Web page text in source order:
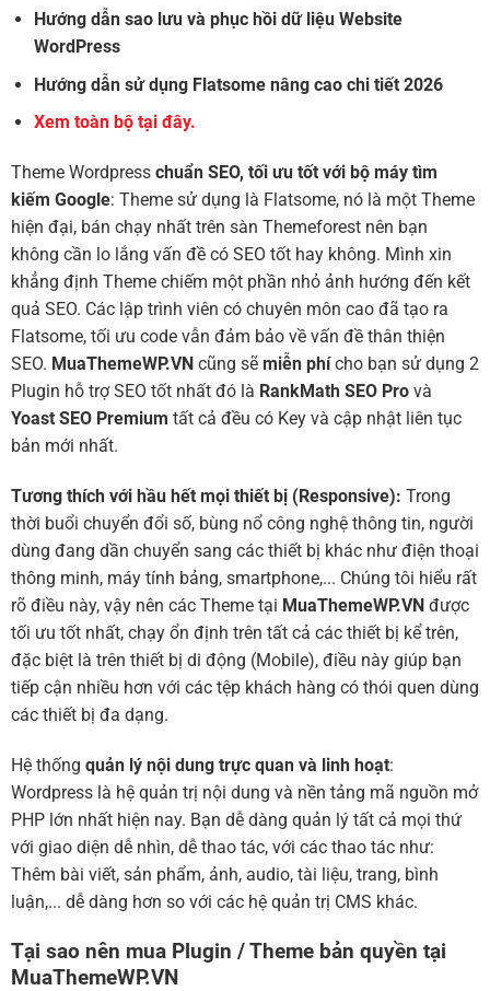
Hướng dẫn sao lưu và phục hồi dữ liệu Website
WordPress
Hướng dẫn sử dụng Flatsome nâng cao chi tiết 2026
Xem toàn bộ tại đây.
Theme Wordpress chuẩn SEO, tối ưu tốt với bộ máy tìm
kiếm Google: Theme sử dụng là Flatsome, nó là một Theme
hiện đại, bán chạy nhất trên sàn Themeforest nên bạn
không cần lo lắng vấn đề có SEO tốt hay không. Mình xin
khẳng định Theme chiếm một phần nhỏ ảnh hướng đến kết
quả SEO. Các lập trình viên có chuyên môn cao đã tạo ra
Flatsome, tối ưu code vẫn đảm bảo về vấn đề thân thiện
SEO. MuaThemeWP.VN cũng sẽ miễn phícho bạn sử dụng 2
Plugin hỗ trợ SEO tốt nhất đó là RankMath SEO Pro và
Yoast SEO Premium tất cả đều có Key và cập nhật liên tục
bản mới nhất.
Tương thích với hầu hết mọi thiết bị (Responsive): Trong
thời buổi chuyển đổi số, bùng nổ công nghệ thông tin, người
dùng đang dần chuyển sang các thiết bị khác như điện thoại
thông minh, máy tính bảng, smartphone,... Chúng tôi hiểu rất
rõ điều này, vậy nên các Theme tại MuaThemeWP.VN được
tối ưu tốt nhất, chạy ổn định trên tất cả các thiết bị kể trên,
đặc biệt là trên thiết bị di động (Mobile), điều này giúp bạn
tiếp cận nhiều hơn với các tệp khách hàng có thói quen dùng
các thiết bị đa dạng.
Hệ thống quản lý nội dung trực quan và linh hoạt:
Wordpress là hệ quản trị nội dung và nền tảng mã nguồn mở
PHP lớn nhất hiện nay. Bạn dễ dàng quản lý tất cả mọi thứ
với giao diện dễ nhìn, dễ thao tác, với các thao tác như:
Thêm bài viết, sản phẩm, ảnh, audio, tài liệu, trang, bình
luận,... dễ dàng hơn so với các hệ quản trị CMS khác.
Tại sao nên mua Plugin / Theme bản quyền tại
MuaThemeWP.VN